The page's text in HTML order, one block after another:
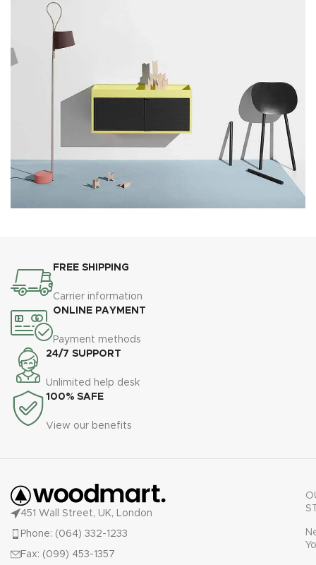
FREE SHIPPING
Carrier information
ONLINE PAYMENT
Payment methods
24/7 SUPPORT
Unlimited help desk
100% SAFE
View our benefits
451 Wall Street, UK, London
Phone: (064) 332-1233
Fax: (099) 453-1357